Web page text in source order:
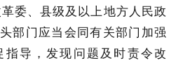
委、县级及以上地方人民政
部门应当会同有关部门加强
指导，发现问题及时责令改